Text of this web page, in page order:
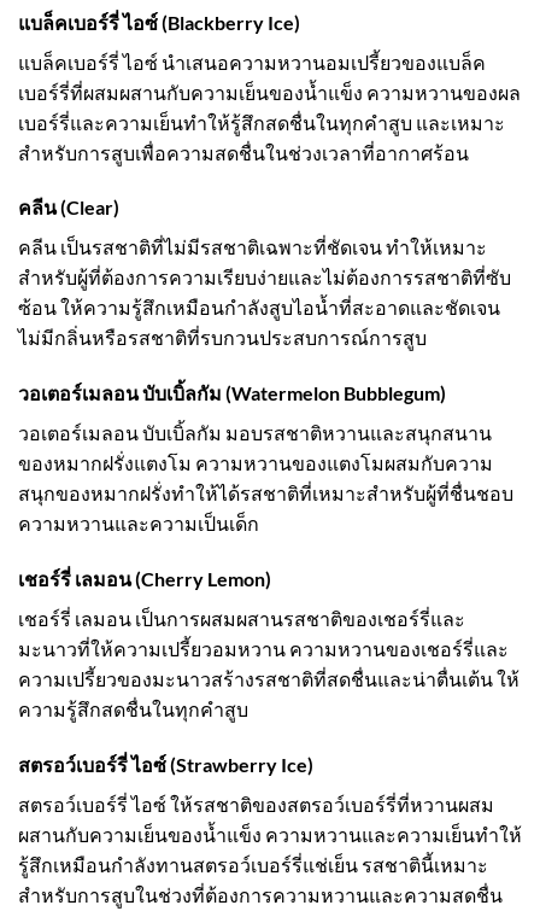
แบล็คเบอร์รี่ ไอซ์ (Blackberry Ice)
แบล็คเบอร์รี่ ไอซ์ นำเสนอความหวานอมเปรี้ยวของแบล็ค
เบอร์รี่ที่ผสมผสานกับความเย็นของน้ำแข็ง ความหวานของผล
เบอร์รี่และความเย็นทำให้รู้สึกสดชื่นในทุกคำสูบ และเหมาะ
สำหรับการสูบเพื่อความสดชื่นในช่วงเวลาที่อากาศร้อน
คลีน (Clear)
คลีน เป็นรสชาติที่ไม่มีรสชาติเฉพาะที่ชัดเจน ทำให้เหมาะ
สำหรับผู้ที่ต้องการความเรียบง่ายและไม่ต้องการรสชาติที่ซับ
ซ้อน ให้ความรู้สึกเหมือนกำลังสูบไอน้ำที่สะอาดและชัดเจน
ไม่มีกลิ่นหรือรสชาติที่รบกวนประสบการณ์การสูบ
วอเตอร์เมลอน บับเบิ้ลกัม (Watermelon Bubblegum)
วอเตอร์เมลอน บับเบิ้ลกัม มอบรสชาติหวานและสนุกสนาน
ของหมากฝรั่งแตงโม ความหวานของแตงโมผสมกับความ
สนุกของหมากฝรั่งทำให้ได้รสชาติที่เหมาะสำหรับผู้ที่ชื่นชอบ
ความหวานและความเป็นเด็ก
เชอร์รี่ เลมอน (Cherry Lemon)
เชอร์รี่ เลมอน เป็นการผสมผสานรสชาติของเชอร์รี่และ
มะนาวที่ให้ความเปรี้ยวอมหวาน ความหวานของเชอร์รี่และ
ความเปรี้ยวของมะนาวสร้างรสชาติที่สดชื่นและน่าตื่นเต้น ให้
ความรู้สึกสดชื่นในทุกคำสูบ
สตรอว์เบอร์รี่ ไอซ์ (Strawberry Ice)
สตรอว์เบอร์รี่ ไอซ์ ให้รสชาติของสตรอว์เบอร์รี่ที่หวานผสม
ผสานกับความเย็นของน้ำแข็ง ความหวานและความเย็นทำให้
รู้สึกเหมือนกำลังทานสตรอว์เบอร์รี่แช่เย็น รสชาตินี้เหมาะ
สำหรับการสูบในช่วงที่ต้องการความหวานและความสดชื่น